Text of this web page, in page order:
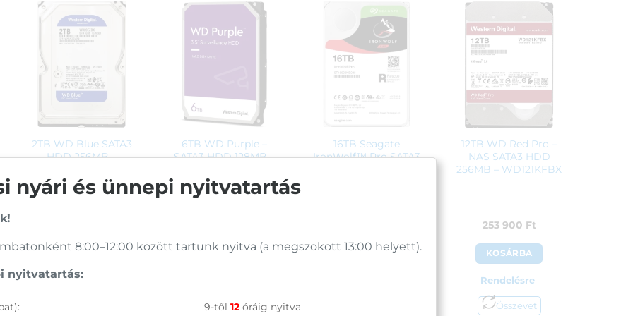
2TB WD Blue SATA3
HDD 256MB –
KOSÁRBA
Rendelésre
6TB WD Purple –
SATA3 HDD 128MB –
KOSÁRBA
Összevet
16TB Seagate
IronWolf™ Pro SATA3
KOSÁRBA
12TB WD Red Pro –
NAS SATA3 HDD
256MB – WD121KFBX
253 900 Ft
KOSÁRBA
Rendelésre
Összevet
nyári és ünnepi nyitvatartás
8:00–12:00 között tartunk nyitva (a megszokott 13:00 helyett).
nyitvatartás:
9-től 12óráig nyitva